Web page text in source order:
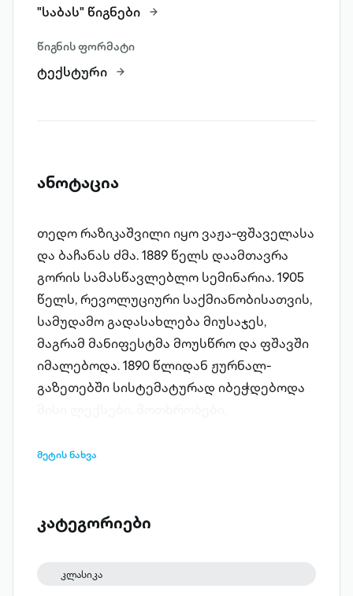
"საბას" წიგნები
წიგნის ფორმატი
ტექსტური
ანოტაცია
თედო რაზიკაშვილი იყო ვაჟა-ფშაველასა
და ბაჩანას ძმა. 1889 წელს დაამთავრა
გორის სამასწავლებლო სემინარია. 1905
წელს, რევოლუციური საქმიანობისათვის,
სამუდამო გადასახლება მიუსაჯეს,
მაგრამ მანიფესტმა მოუსწრო და ფშავში
იმალებოდა. 1890 წლიდან ჟურნალ-
გაზეთებში სისტემატურად იბეჭდებოდა
როგორც მწერალი, აღიზარდა
მთავარი თემაა პატრიოტიზმი, ადამიანის
სიტყვიერების ცნობილი შემკრები და
მეტის ნახვა
კატეგორიები
კლასიკა